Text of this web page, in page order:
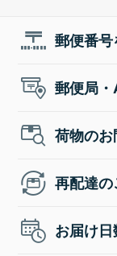
郵便番
郵便局
荷物の
再配達
お届け